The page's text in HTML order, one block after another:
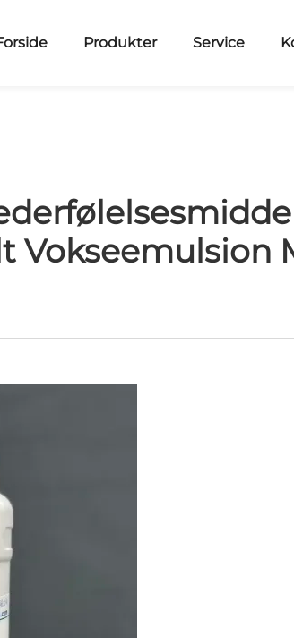
Produkter Service
Vokseemulsion